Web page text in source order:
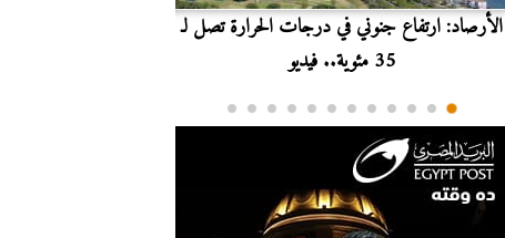
الأرصاد: ارتفاع جنوني في درجات الحرارة تصل لـ
35 مئوية.. فيديو